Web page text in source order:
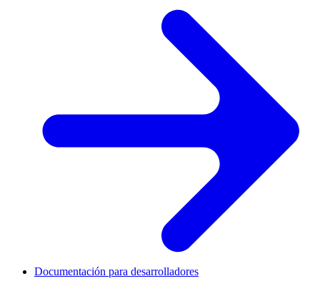
Documentación para desarrolladores